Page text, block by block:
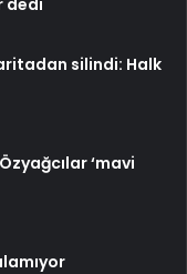
silindi: Halk
‘mavi